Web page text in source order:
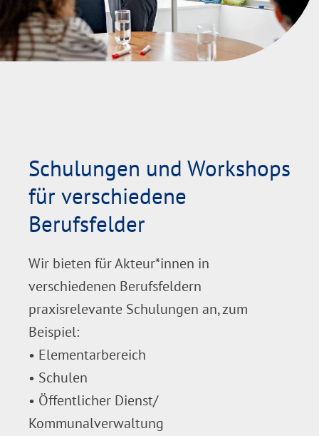
Schulungen und Workshops
für verschiedene
Berufsfelder
Wir bieten für Akteur*innen in
verschiedenen Berufsfeldern
praxisrelevante Schulungen an, zum
Beispiel:
• Elementarbereich
• Schulen
• Öffentlicher Dienst/
Kommunalverwaltung